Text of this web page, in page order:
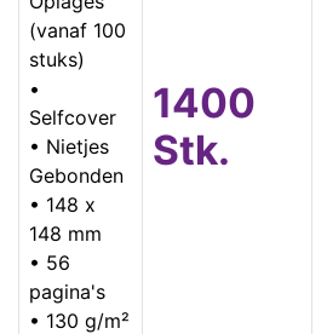
(vanaf 100
stuks)
•
Selfcover
• Nietjes
Gebonden
• 148 x
148 mm
• 56
pagina's
• 130 g/m²
1400
Stk.